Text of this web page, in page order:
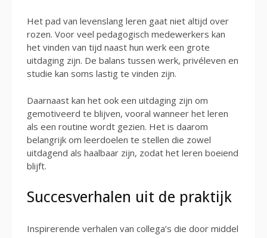
Het pad van levenslang leren gaat niet altijd over
rozen. Voor veel pedagogisch medewerkers kan
het vinden van tijd naast hun werk een grote
uitdaging zijn. De balans tussen werk, privéleven en
studie kan soms lastig te vinden zijn.
Daarnaast kan het ook een uitdaging zijn om
gemotiveerd te blijven, vooral wanneer het leren
als een routine wordt gezien. Het is daarom
belangrijk om leerdoelen te stellen die zowel
uitdagend als haalbaar zijn, zodat het leren boeiend
blijft.
Succesverhalen uit de praktijk
Inspirerende verhalen van collega’s die door middel